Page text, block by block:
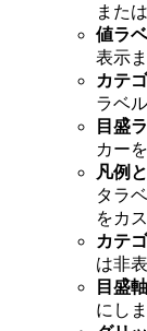
また
値ラ
表示
カテ
ラベ
目盛
カー
凡例
タラ
をカ
カテ
は非
目盛軸
にしま